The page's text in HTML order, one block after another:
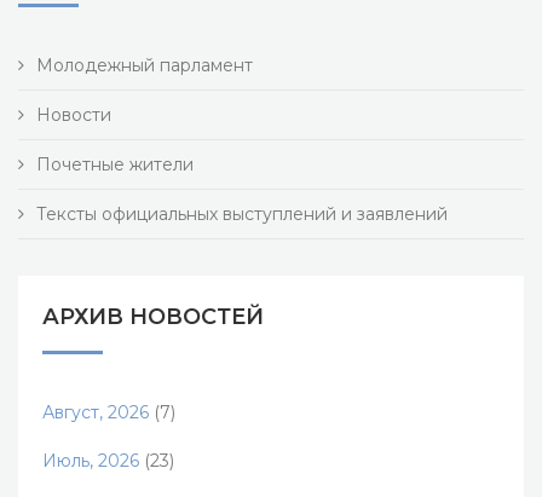
Молодежный парламент
Новости
Почетные жители
Тексты официальных выступлений и заявлений
АРХИВ НОВОСТЕЙ
Август, 2026 (7)
Июль, 2026 (23)